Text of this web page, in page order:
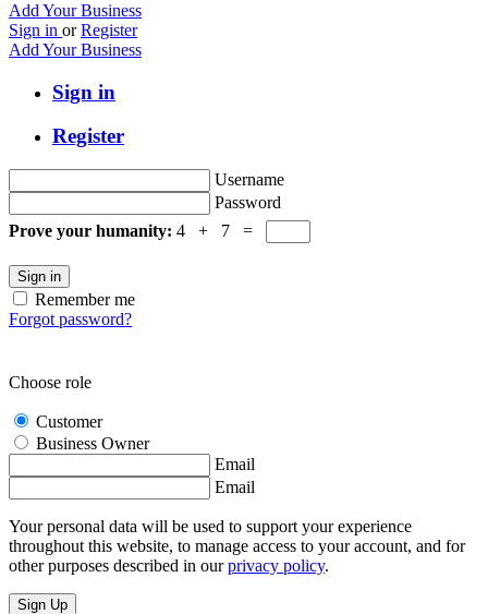
Add Your Business
Sign in or Register
Add Your Business
Sign in
Register
Username
Password
Prove your humanity: 4 + 7 =
Sign in
Remember me
Forgot password?
Choose role
Customer
Business Owner
Email
Email
Your personal data will be used to support your experience
throughout this website, to manage access to your account, and for
other purposes described in ourprivacy policy.
Sign Up